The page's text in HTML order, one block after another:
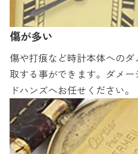
傷が多い
傷や打痕など時計本体への
取する事ができます。ダメ
ドハンズへお任せください。